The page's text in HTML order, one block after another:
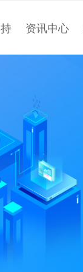
资讯中心